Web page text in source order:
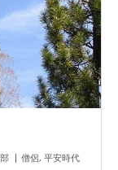
僧侶, 平安時代